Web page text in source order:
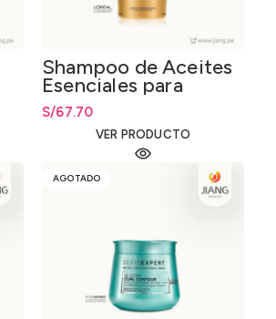
Shampoo de Aceites
Esenciales para
Cabello Grueso
1000ml.
S/67.70
VER PRODUCTO
AGOTADO